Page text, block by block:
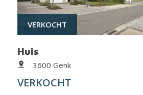
VERKOCHT
Huis
3600 Genk
VERKOCHT